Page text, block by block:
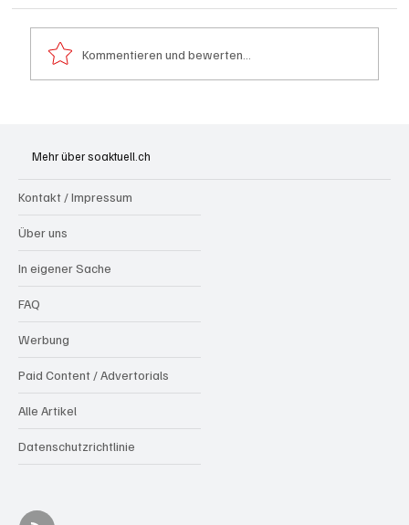
Kommentieren und bewerten...
Mehr über soaktuell.ch
Kontakt / Impressum
Über uns
In eigener Sache
FAQ
Werbung
Paid Content / Advertorials
Alle Artikel
Datenschutzrichtlinie